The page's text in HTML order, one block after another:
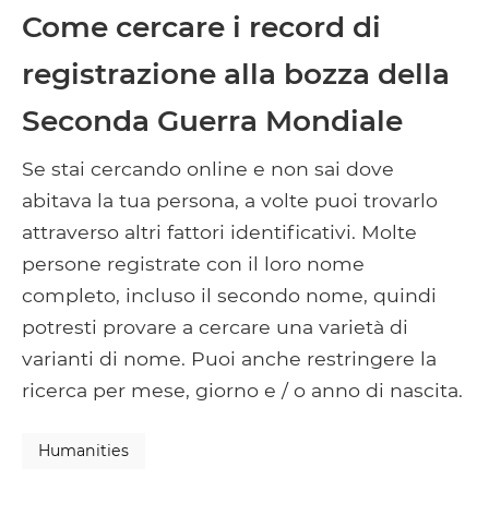
Come cercare i record di
registrazione alla bozza della
Seconda Guerra Mondiale
Se stai cercando online e non sai dove
abitava la tua persona, a volte puoi trovarlo
attraverso altri fattori identificativi. Molte
persone registrate con il loro nome
completo, incluso il secondo nome, quindi
potresti provare a cercare una varietà di
varianti di nome. Puoi anche restringere la
ricerca per mese, giorno e / o anno di nascita.
Humanities